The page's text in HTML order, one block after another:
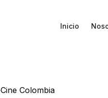
Inicio
Cine Colombia